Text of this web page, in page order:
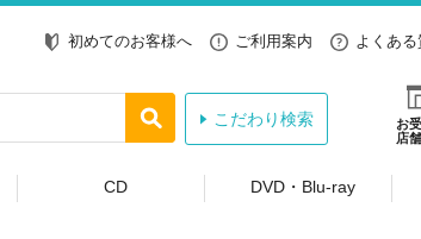
初めてのお客様へ ご利用案内 よくある
お
店
こだわり検索
CD DVD・Blu-ray